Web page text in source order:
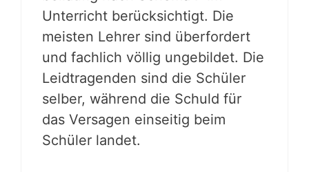
Unterricht berücksichtigt. Die
meisten Lehrer sind überfordert
und fachlich völlig ungebildet. Die
Leidtragenden sind die Schüler
selber, während die Schuld für
das Versagen einseitig beim
Schüler landet.